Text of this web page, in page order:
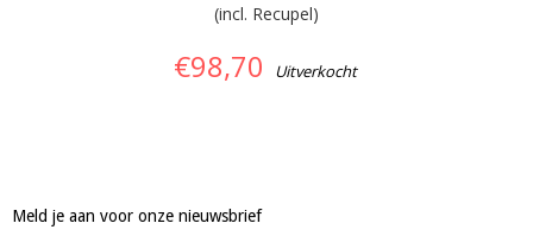
(incl. Recupel)
€98,70 Uitverkocht
Meld je aan voor onze nieuwsbrief